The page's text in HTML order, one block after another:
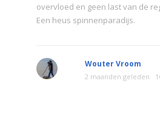
overvloed en geen last van de
Een heus spinnenparadijs.
Wouter Vroom
2 maanden geleden